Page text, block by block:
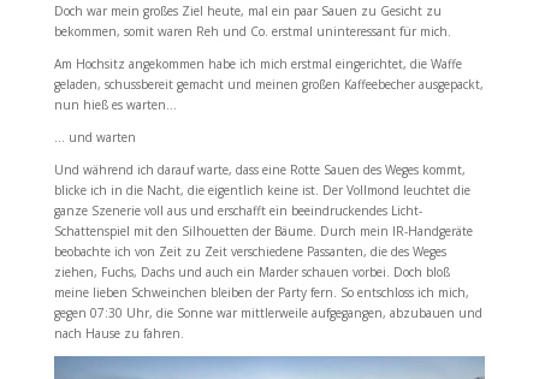
Doch war mein großes Ziel heute, mal ein paar Sauen zu Gesicht zu
bekommen, somit waren Reh und Co. erstmal uninteressant für mich.
Am Hochsitz angekommen habe ich mich erstmal eingerichtet, die Waffe
geladen, schussbereit gemacht und meinen großen Kaffeebecher ausgepackt,
nun hieß es warten…
… und warten
Und während ich darauf warte, dass eine Rotte Sauen des Weges kommt,
blicke ich in die Nacht, die eigentlich keine ist. Der Vollmond leuchtet die
ganze Szenerie voll aus und erschafft ein beeindruckendes Licht-
Schattenspiel mit den Silhouetten der Bäume. Durch mein IR-Handgeräte
beobachte ich von Zeit zu Zeit verschiedene Passanten, die des Weges
ziehen, Fuchs, Dachs und auch ein Marder schauen vorbei. Doch bloß
meine lieben Schweinchen bleiben der Party fern. So entschloss ich mich,
gegen 07:30 Uhr, die Sonne war mittlerweile aufgegangen, abzubauen und
nach Hause zu fahren.